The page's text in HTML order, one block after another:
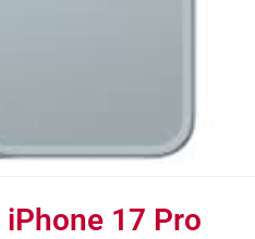
17 Pro